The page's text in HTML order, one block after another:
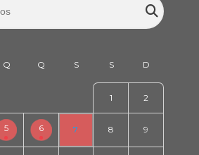
1 2
5 6 7 8 9